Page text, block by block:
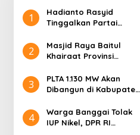
1
Hadianto Rasyid
Tinggalkan Partai
Tahun Mengabdi
2
Masjid Raya Baitul
Khairaat Provinsi
Rekor MURI, Ini
Keunikan Arsitekturnya
3
PLTA 1.130 MW Akan
Dibangun di Kabupaten
Evergreen Industri
Audiensi dengan
4
Warga Banggai Tolak
IUP Nikel, DPR RI